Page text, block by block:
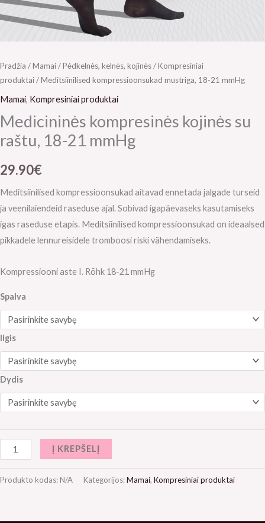
Pradžia /Mamai/Pėdkelnės, kelnės, kojinės/Kompresiniai
produktai/ Meditsiinilised kompressioonsukad mustriga, 18-21 mmHg
Mamai, Kompresiniai produktai
Medicininės kompresinės kojinės su
raštu, 18-21 mmHg
29.90€
Meditsiinilised kompressioonsukad aitavad ennetada jalgade turseid
ja veenilaiendeid raseduse ajal. Sobivad igapäevaseks kasutamiseks
igas raseduse etapis. Meditsiinilised kompressioonsukad on ideaalsed
pikkadele lennureisidele tromboosi riski vähendamiseks.
Kompressiooni aste I. Rõhk 18-21 mmHg
Spalva
Ilgis
Dydis
Į KREPŠELĮ
Produkto kodas: N/A Kategorijos:Mamai, Kompresiniai produktai